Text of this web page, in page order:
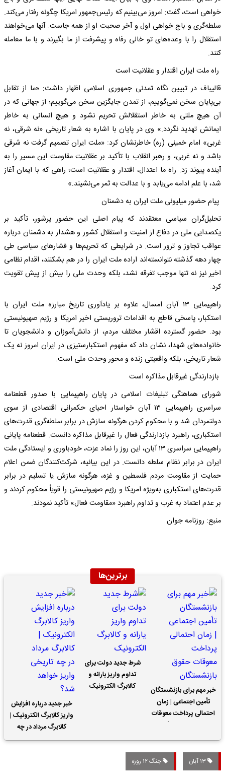
خواهی است، گفت: امروز می‌بینیم که رئیس‌جمهور امریکا چگونه رفتار می‌کند.
سلطه‌گری و باج خواهی اول و آخر صحبت او از همه جاست. آنها می‌خواهند
استقلال را با وعده‌های تو خالی رفاه و پیشرفت از ما بگیرند و با ما معامله
کنند.
راه ملت ایران اقتدار و عقلانیت است
قالیباف در تبیین نگاه تمدنی جمهوری اسلامی اظهار داشت: «ما از تقابل
بی‌پایان سخن نمی‌گوییم، از تمدن جایگزین سخن می‌گوییم؛ از جهانی که در
آن هیچ ملتی به خاطر استقلالش تحریم نشود و هیچ انسانی به خاطر
ایمانش تهدید نگردد.» وی در پایان با اشاره به شعار تاریخی «نه شرقی، نه
غربی» امام خمینی (ره) خاطرنشان کرد: «ملت ایران تصمیم گرفت نه شرقی
باشد و نه غربی، و رهبر انقلاب با تأکید بر عقلانیت مقاومت این مسیر را به
آینده پیوند زد. راه ما اعتدال، اقتدار و عقلانیت است؛ راهی که با ایمان آغاز
شد، با علم ادامه می‌یابد و با عدالت به ثمر می‌نشیند.»
پیام حضور میلیونی ملت ایران به دشمنان
تحلیل‌گران سیاسی معتقدند که پیام اصلی این حضور پرشور، تأکید بر
یکصدایی ملی در دفاع از امنیت و استقلال کشور و هشدار به دشمنان درباره
عواقب تجاوز و ترور است. در شرایطی که تحریم‌ها و فشار‌های سیاسی طی
چهار دهه گذشته نتوانسته‌اند اراده ملت ایران را در هم بشکنند، اقدام نظامی
اخیر نیز نه تنها موجب تفرقه نشد، بلکه وحدت ملی را بیش از پیش تقویت
کرد.
راهپیمایی ۱۳ آبان امسال، علاوه بر یادآوری تاریخ مبارزه ملت ایران با
استکبار، پاسخی قاطع به اقدامات تروریستی اخیر امریکا و رژیم صهیونیستی
بود. حضور گسترده اقشار مختلف مردم، از دانش‌آموزان و دانشجویان تا
خانواده‌های شهدا، نشان داد که مفهوم استکبارستیزی در ایران امروز نه یک
شعار تاریخی، بلکه واقعیتی زنده و محور وحدت ملی است.
بازدارندگی غیرقابل مذاکره است
شورای هماهنگی تبلیغات اسلامی در پایان راهپیمایی با صدور قطعنامه
سراسری راهپیمایی ۱۳ آبان خواستار احیای حکمرانی اقتصادی از سوی
دولتمردان شد و با محکوم کردن هرگونه سازش در برابر سلطه‌گری قدرت‌های
استکباری، راهبرد بازدارندگی فعال را غیرقابل مذاکره دانست. قطعنامه پایانی
راهپیمایی سراسری ۱۳ آبان، این روز را نماد عزت، خودباوری و ایستادگی ملت
ایران در برابر نظام سلطه دانست. در این بیانیه، شرکت‌کنندگان ضمن اعلام
حمایت از مقاومت مردم فلسطین و غزه، هرگونه سازش یا تسلیم در برابر
قدرت‌های استکباری به‌ویژه امریکا و رژیم صهیونیستی را قویاً محکوم کردند و
بر عدم اعتماد به غرب و تداوم راهبرد «مقاومت فعال» تأکید نمودند.
منبع: روزنامه جوان
برترین‌ها
خبر مهم برای بازنشستگان
تأمین اجتماعی | زمان
احتمالی پرداخت معوقات
شرط جدید دولت برای
تداوم واریز یارانه و
کالابرگ الکترونیک
خبر جدید درباره افزایش
واریز کالابرگ الکترونیک |
کالابرگ مرداد در چه
تاریخی واریز خواهد شد؟
جنگ ۱۲ روزه